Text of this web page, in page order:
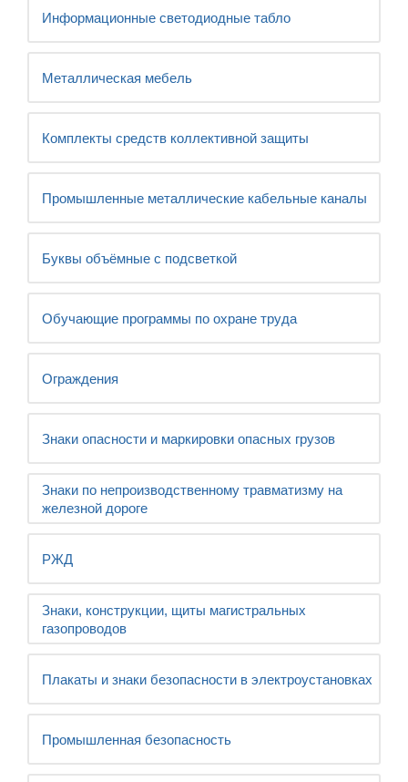
Информационные светодиодные табло
Металлическая мебель
Комплекты средств коллективной защиты
Промышленные металлические кабельные каналы
Буквы объёмные с подсветкой
Обучающие программы по охране труда
Ограждения
Знаки опасности и маркировки опасных грузов
Знаки по непроизводственному травматизму на
железной дороге
РЖД
Знаки, конструкции, щиты магистральных
газопроводов
Плакаты и знаки безопасности в электроустановках
Промышленная безопасность